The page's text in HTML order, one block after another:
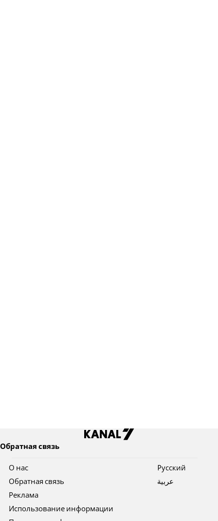
Обратная связь
О нас
Обратная связь
Реклама
Использование информации
Pусский
عربية